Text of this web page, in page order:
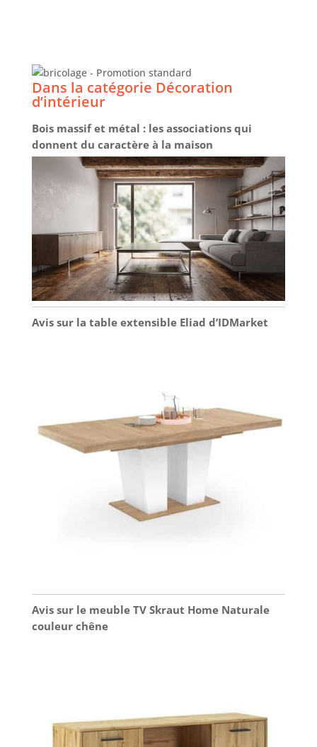
Dans la catégorie Décoration
d’intérieur
Bois massif et métal : les associations qui
donnent du caractère à la maison
Avis sur la table extensible Eliad d’IDMarket
Avis sur le meuble TV Skraut Home Naturale
couleur chêne